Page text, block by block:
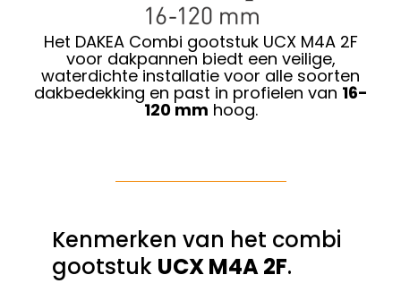
Het DAKEA Combi gootstuk UCX M4A 2F
voor dakpannen biedt een veilige,
waterdichte installatie voor alle soorten
dakbedekking en past in profielen van 16-
120 mm hoog.
Kenmerken van het combi
gootstuk UCX M4A 2F.